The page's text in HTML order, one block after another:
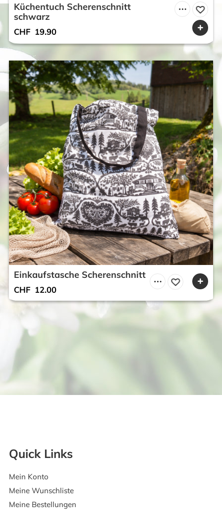
Küchentuch Scherenschnitt
schwarz
CHF 19.90
Einkaufstasche Scherenschnitt
CHF 12.00
Quick Links
Mein Konto
Meine Wunschliste
Meine Bestellungen